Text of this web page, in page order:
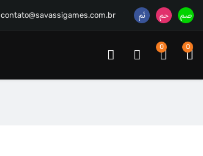
contato@savassigames.com.br
0
0